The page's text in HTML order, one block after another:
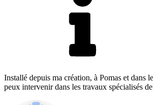
Installé depuis ma création, à Pomas et dans
peux intervenir dans les travaux spécialisés